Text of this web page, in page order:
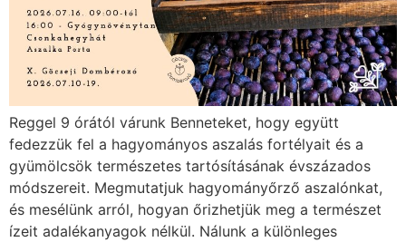
Reggel 9 órától várunk Benneteket, hogy együtt
fedezzük fel a hagyományos aszalás fortélyait és a
gyümölcsök természetes tartósításának évszázados
módszereit. Megmutatjuk hagyományőrző aszalónkat,
és mesélünk arról, hogyan őrizhetjük meg a természet
ízeit adalékanyagok nélkül. Nálunk a különleges